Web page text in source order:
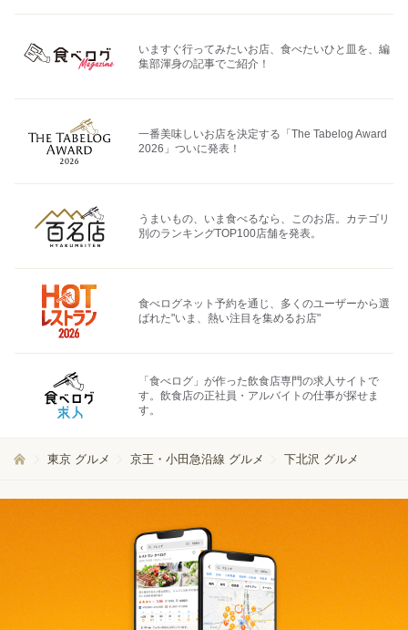
いますぐ行ってみたいお店、食べたいひと皿を、編
集部渾身の記事でご紹介！
一番美味しいお店を決定する「The Tabelog Award
2026」ついに発表！
うまいもの、いま食べるなら、このお店。カテゴリ
別のランキングTOP100店舗を発表。
食べログネット予約を通じ、多くのユーザーから選
ばれた"いま、熱い注目を集めるお店"
「食べログ」が作った飲食店専門の求人サイトで
す。飲食店の正社員・アルバイトの仕事が探せま
す。
東京 グルメ 京王・小田急沿線 グルメ 下北沢 グルメ